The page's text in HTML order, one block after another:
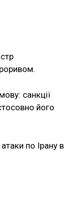
санкції
його
по Ірану в